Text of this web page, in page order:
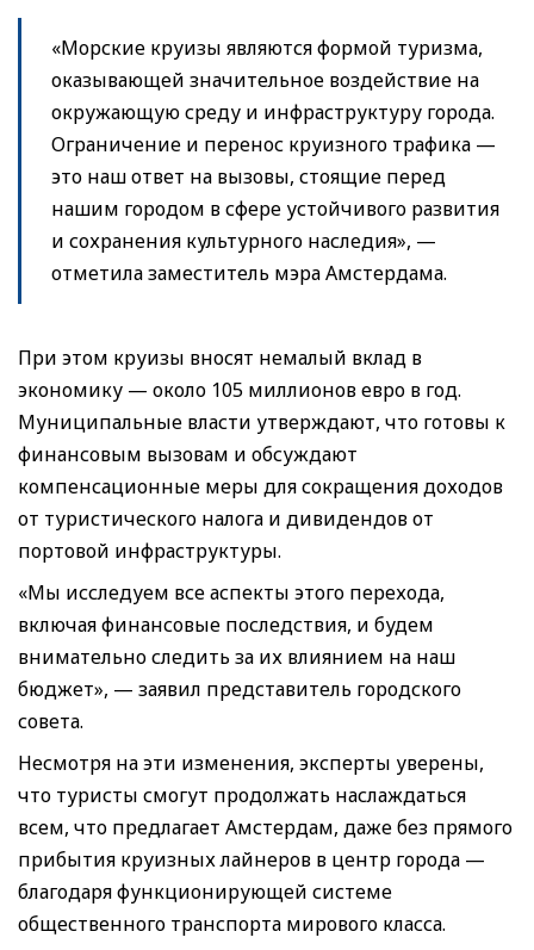
«Морские круизы являются формой туризма,
оказывающей значительное воздействие на
окружающую среду и инфраструктуру города.
Ограничение и перенос круизного трафика —
это наш ответ на вызовы, стоящие перед
нашим городом в сфере устойчивого развития
и сохранения культурного наследия», —
отметила заместитель мэра Амстердама.
При этом круизы вносят немалый вклад в
экономику — около 105 миллионов евро в год.
Муниципальные власти утверждают, что готовы к
финансовым вызовам и обсуждают
компенсационные меры для сокращения доходов
от туристического налога и дивидендов от
портовой инфраструктуры.
«Мы исследуем все аспекты этого перехода,
включая финансовые последствия, и будем
внимательно следить за их влиянием на наш
бюджет», — заявил представитель городского
совета.
Несмотря на эти изменения, эксперты уверены,
что туристы смогут продолжать наслаждаться
всем, что предлагает Амстердам, даже без прямого
прибытия круизных лайнеров в центр города —
благодаря функционирующей системе
общественного транспорта мирового класса.